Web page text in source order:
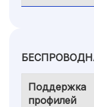
Поддержка
профилей